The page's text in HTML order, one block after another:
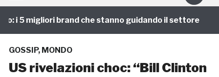
i 5 migliori brand che stanno guidando il settore
GOSSIP, MONDO
US rivelazioni choc: “Bill Clinton